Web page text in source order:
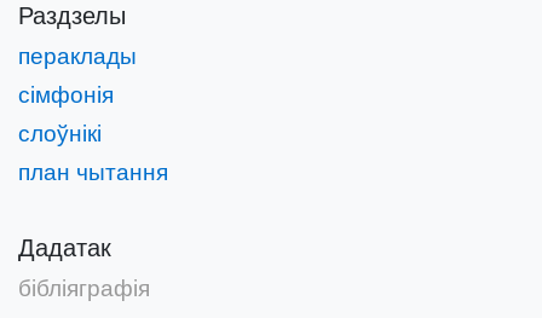
Раздзелы
пераклады
сімфонія
слоўнікі
план чытання
Дадатак
бібліяграфія